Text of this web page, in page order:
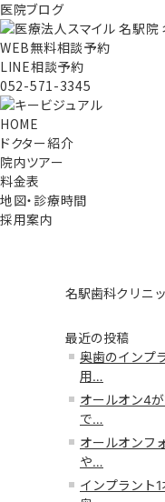
医院ブログ
WEB無料相談予約
LINE相談予約
052-571-3345
HOME
ドクター紹介
院内ツアー
料金表
地図・診療時間
採用案内
名駅歯科クリニ
最近の投稿
奥歯のインプ
用…
オールオン4
で…
オールオンフ
や…
インプラント